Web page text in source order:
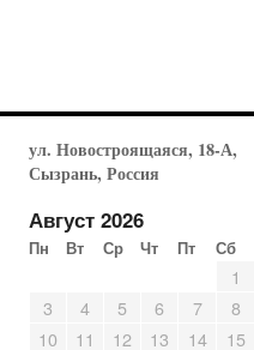
ул. Новостроящаяся, 18-А,
Сызрань, Россия
Август 2026
Пн Вт Ср Чт Пт Сб
1
3
4 5 6 7
8
10
11 12 13 14
15